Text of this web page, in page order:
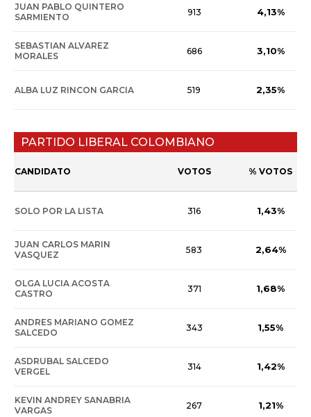
JUAN PABLO QUINTERO
SARMIENTO
913 4,13%
SEBASTIAN ALVAREZ
MORALES
686 3,10%
ALBA LUZ RINCON GARCIA 519 2,35%
PARTIDO LIBERAL COLOMBIANO
CANDIDATO VOTOS % VOTOS
SOLO POR LA LISTA 316 1,43%
JUAN CARLOS MARIN
VASQUEZ
583 2,64%
OLGA LUCIA ACOSTA
CASTRO
371 1,68%
ANDRES MARIANO GOMEZ
SALCEDO
343 1,55%
ASDRUBAL SALCEDO
VERGEL
314 1,42%
KEVIN ANDREY SANABRIA
VARGAS
267 1,21%